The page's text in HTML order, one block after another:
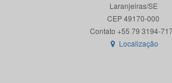
Laranjeiras/SE
CEP 49170-000
Localização